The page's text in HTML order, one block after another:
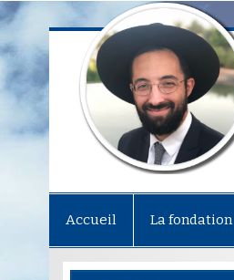
Accueil La fondation